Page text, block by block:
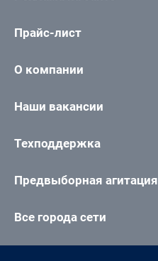
Прайс-лист
О компании
Наши вакансии
Техподдержка
Предвыборная агитация
Все города сети